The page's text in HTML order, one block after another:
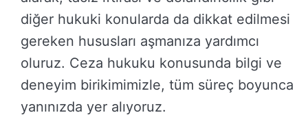
diğer hukuki konularda da dikkat edilmesi
gereken hususları aşmanıza yardımcı
oluruz. Ceza hukuku konusunda bilgi ve
deneyim birikimimizle, tüm süreç boyunca
yanınızda yer alıyoruz.